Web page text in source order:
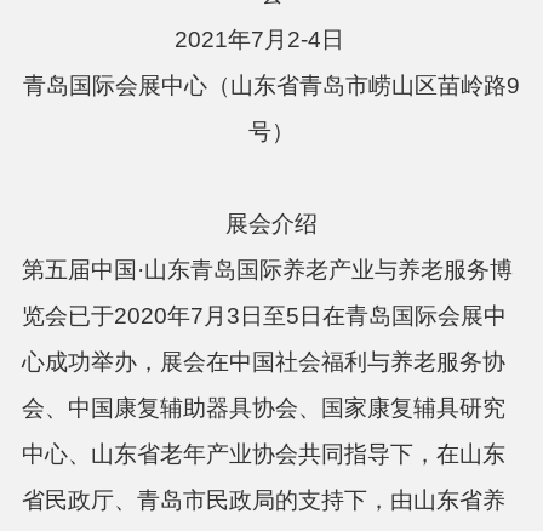
2021年7月 2-4日
青岛国际会展中心 （山东省青岛市崂山区苗岭路9
号）
展会介绍
第五届中国·山东青岛国际养老产业与养老服务博
览会已于2020年7 月 3日至5日在青岛国际会展中
心成功举办，展会在中国社会福利与养老服务协
会、中国康复辅助器具协会、国家康复辅具研究
中心、山东省老年产业协会共同指导下，在山东
省民政厅、青岛市民政局的支持下，由山东省养